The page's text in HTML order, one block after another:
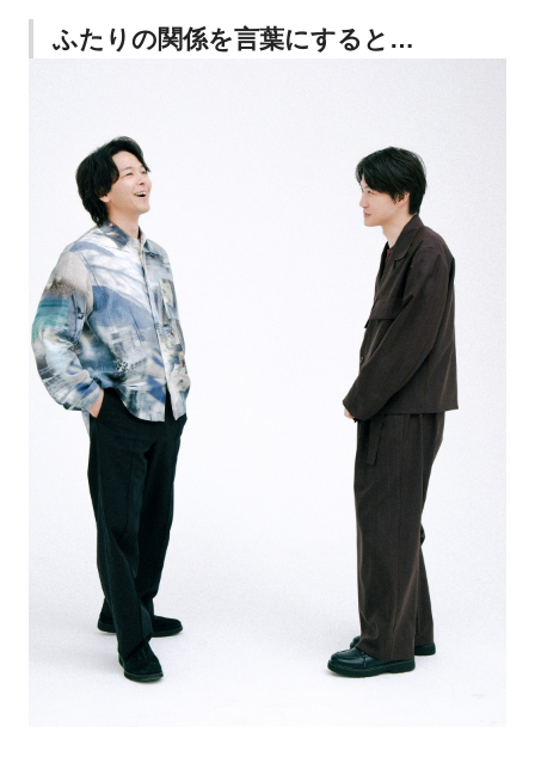
ふたりの関係を言葉にすると…